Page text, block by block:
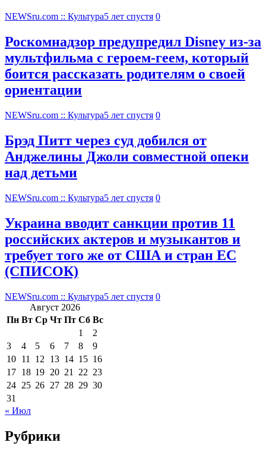
NEWSru.com :: Культура5 лет спустя 0
Роскомнадзор предупредил Disney из-за
мультфильма c героем-геем, который
боится рассказать родителям о своей
ориентации
NEWSru.com :: Культура5 лет спустя 0
Брэд Питт через суд добился от
Анджелины Джоли совместной опеки
над детьми
NEWSru.com :: Культура5 лет спустя 0
Украина вводит санкции против 11
российских актеров и музыкантов и
требует того же от США и стран ЕС
(СПИСОК)
NEWSru.com :: Культура5 лет спустя 0
Август 2026
Пн Вт Ср Чт Пт Сб Вс
1
2
3
4 5 6 7 8
9
10 11 12 13 14 15 16
17 18 19 20 21 22 23
24 25 26 27 28 29 30
31
« Июл
Рубрики